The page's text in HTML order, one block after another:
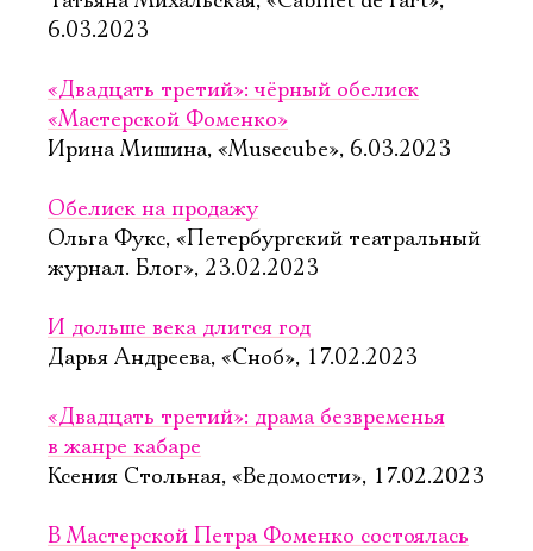
6.03.2023
«Двадцать третий»: чёрный обелиск
«Мастерской Фоменко»
Ирина Мишина, «Musecube», 6.03.2023
Обелиск на продажу
Ольга Фукс, «Петербургский театральный
журнал. Блог», 23.02.2023
И дольше века длится год
Дарья Андреева, «Сноб», 17.02.2023
«Двадцать третий»: драма безвременья
в жанре кабаре
Ксения Стольная, «Ведомости», 17.02.2023
В Мастерской Петра Фоменко состоялась